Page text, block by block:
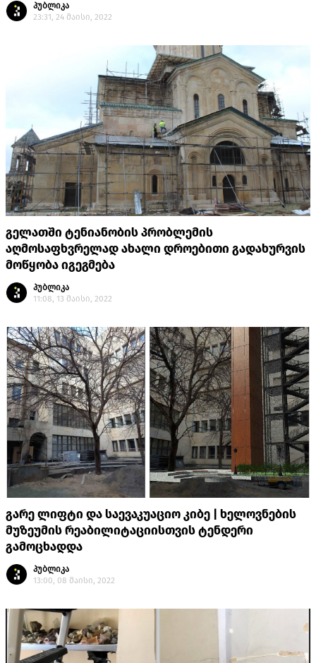
პუბლიკა
23:31, 24 მაისი, 2022
გელათში ტენიანობის პრობლემის
აღმოსაფხვრელად ახალი დროებითი გადახურვის
მოწყობა იგეგმება
პუბლიკა
11:08, 13 მაისი, 2022
გარე ლიფტი და საევაკუაციო კიბე | ხელოვნების
მუზეუმის რეაბილიტაციისთვის ტენდერი
გამოცხადდა
პუბლიკა
13:00, 08 მაისი, 2022